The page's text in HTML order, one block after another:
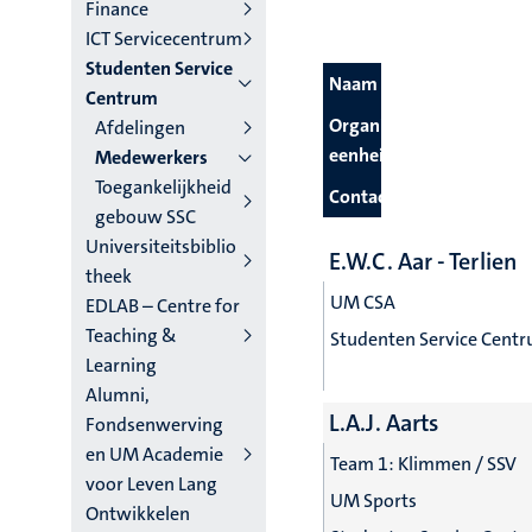
4
Nederlands
(NL)
Finance
ICT Servicecentrum
Studenten Service
Centrum
Afdelingen
Medewerkers
Toegankelijkheid
gebouw SSC
Universiteitsbiblio
theek
EDLAB – Centre for
Teaching &
Learning
Alumni,
Fondsenwerving
en UM Academie
voor Leven Lang
Ontwikkelen
Naam
Organisatie
eenheid
Contactgegevens
E.W.C. Aar - Terlien
UM CSA
Studenten Service
L.A.J. Aarts
Team 1: Klimmen / SSV
UM Sports